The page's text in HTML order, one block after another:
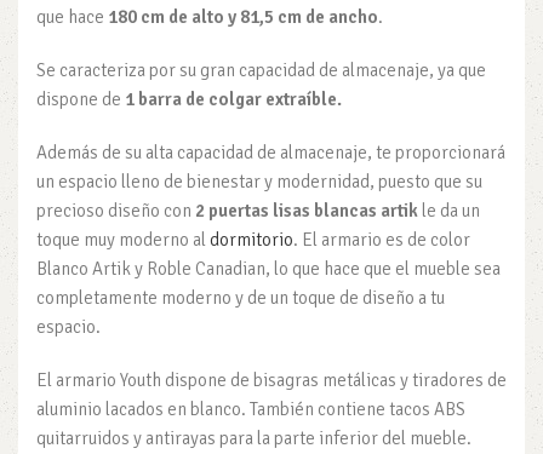
que hace 180 cm de alto y 81,5 cm de ancho.
Se caracteriza por su gran capacidad de almacenaje, ya que
dispone de 1 barra de colgar extraíble.
Además de su alta capacidad de almacenaje, te proporcionará
un espacio lleno de bienestar y modernidad, puesto que su
precioso diseño con 2 puertas lisas blancas artik le da un
toque muy moderno aldormitorio. El armario es de color
Blanco Artik y Roble Canadian, lo que hace que el mueble sea
completamente moderno y de un toque de diseño a tu
espacio.
El armario Youth dispone de bisagras metálicas y tiradores de
aluminio lacados en blanco. También contiene tacos ABS
quitarruidos y antirayas para la parte inferior del mueble.